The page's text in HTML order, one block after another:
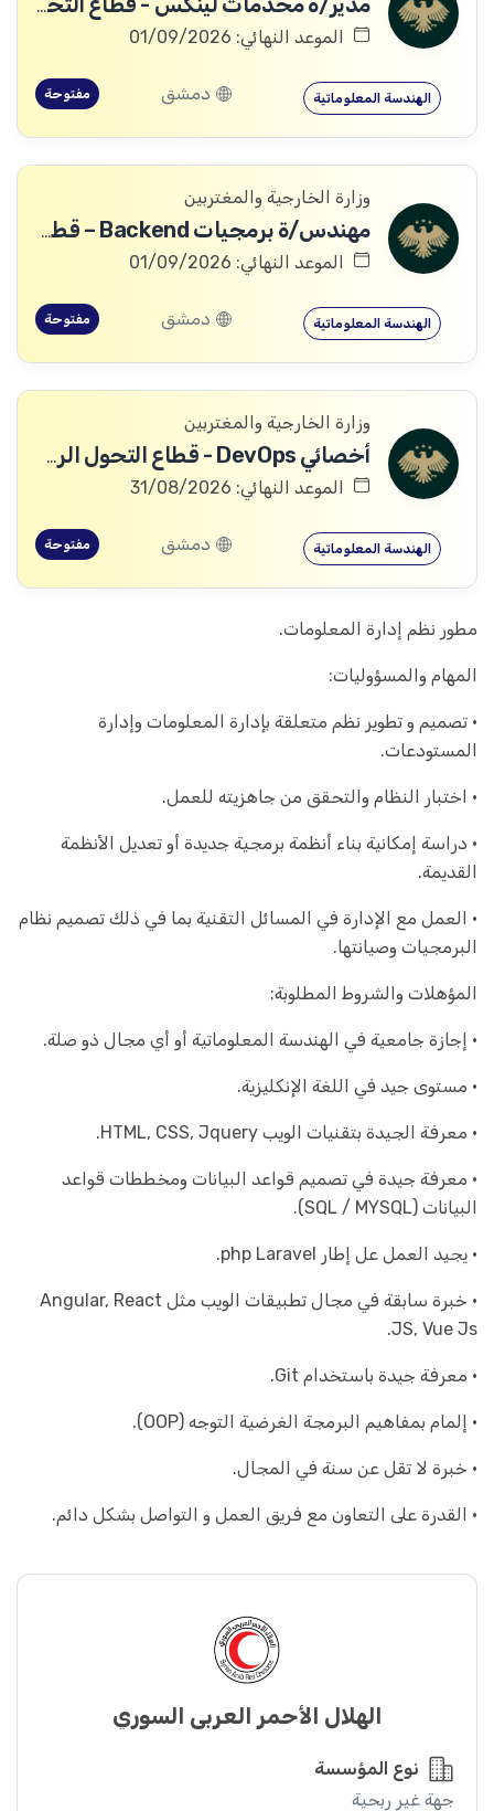
مدير/ة مخدمات لينكس - قطاع التحول الرقمي
الموعد النهائي: 01/09/2026
الهندسة المعلوماتية دمشق مفتوحة
وزارة الخارجية والمغتربين
مهندس/ة برمجيات Backend – قطاع التحول الرقمي
الموعد النهائي: 01/09/2026
الهندسة المعلوماتية دمشق مفتوحة
وزارة الخارجية والمغتربين
أخصائي DevOps - قطاع التحول الرقمي
الموعد النهائي: 31/08/2026
الهندسة المعلوماتية دمشق مفتوحة
مطور نظم إدارة المعلومات.
المهام والمسؤوليات:
• تصميم و تطوير نظم متعلقة بإدارة المعلومات وإدارة
المستودعات.
• اختبار النظام والتحقق من جاهزيته للعمل.
• دراسة إمكانية بناء أنظمة برمجية جديدة أو تعديل الأنظمة
القديمة.
• العمل مع الإدارة في المسائل التقنية بما في ذلك تصميم نظام
البرمجيات وصيانتها.
المؤهلات والشروط المطلوبة:
• إجازة جامعية في الهندسة المعلوماتية أو أي مجال ذو صلة.
• مستوى جيد في اللغة الإنكليزية.
• معرفة الجيدة بتقنيات الويب HTML, CSS, Jquery.
• معرفة جيدة في تصميم قواعد البيانات ومخططات قواعد
البيانات (SQL / MYSQL).
• يجيد العمل عل إطار php Laravel.
• خبرة سابقة في مجال تطبيقات الويب مثل Angular, React
JS, Vue Js.
• معرفة جيدة باستخدام Git.
• إلمام بمفاهيم البرمجة الغرضية التوجه (OOP).
• خبرة لا تقل عن سنة في المجال.
• القدرة على التعاون مع فريق العمل و التواصل بشكل دائم.
الهلال الأحمر العربي السوري
نوع المؤسسة
جهة غير ربحية